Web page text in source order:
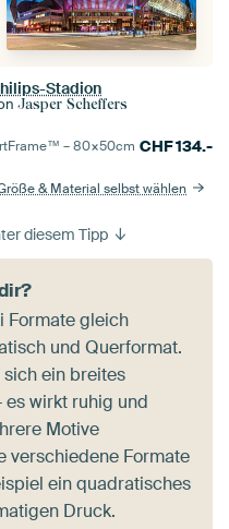
Stadion
Jasper Scheffers
–80×50cm CHF134.-
& Material selbst wählen
diesem Tipp
Formate gleich
und Querformat.
ein breites
wirkt ruhig und
Motive
verschiedene Formate
ein quadratisches
Druck.